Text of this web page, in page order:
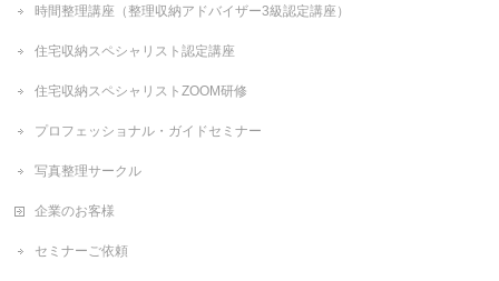
時間整理講座（整理収納アドバイザー3級認定講座）
住宅収納スペシャリスト認定講座
住宅収納スペシャリストZOOM研修
プロフェッショナル・ガイドセミナー
写真整理サークル
企業のお客様
セミナーご依頼